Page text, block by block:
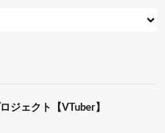
ジェクト【VTuber】